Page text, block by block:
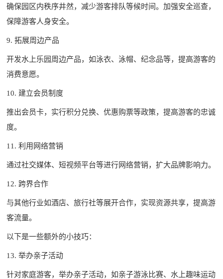
确保园区内秩序井然，减少游客排队等候时间。加强安全巡查，
保障游客人身安全。
9. 拓展周边产品
开发水上乐园周边产品，如泳衣、泳帽、纪念品等，提高游客的
消费意愿。
10. 建立会员制度
推出会员卡，实行积分兑换、优惠购票等政策，提高游客的忠诚
度。
11. 利用网络营销
通过社交媒体、短视频平台等进行网络营销，扩大品牌影响力。
12. 跨界合作
与其他行业如酒店、旅行社等展开合作，实现资源共享，提高游
客流量。
以下是一些额外的小技巧：
13. 举办亲子活动
针对家庭游客，举办亲子活动，如亲子游泳比赛、水上趣味运动